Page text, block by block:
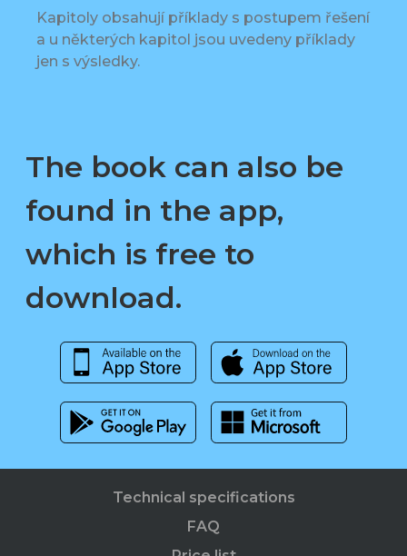
Kapitoly obsahují příklady s postupem řešení
a u některých kapitol jsou uvedeny příklady
jen s výsledky.
The book can also be
found in the app,
which is free to
download.
Technical specifications
FAQ